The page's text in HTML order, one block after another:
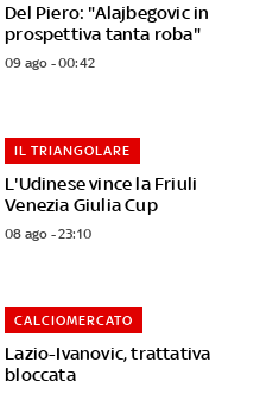
Del Piero: "Alajbegovic in
prospettiva tanta roba"
09 ago - 00:42
L'Udinese vince la Friuli
Venezia Giulia Cup
IL TRIANGOLARE
08 ago - 23:10
Lazio-Ivanovic, trattativa
bloccata
CALCIOMERCATO